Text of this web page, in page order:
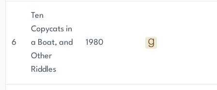
6
Ten
Copycats in
a Boat, and
Other
Riddles
1980